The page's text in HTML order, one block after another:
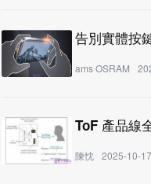
ams OSRAM
ToF 產品線
陳忱 2025-10-